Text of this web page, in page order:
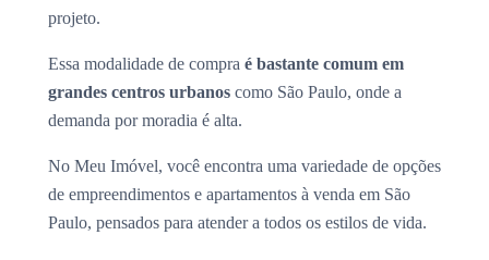
projeto.
Essa modalidade de compra é bastante comum em
grandes centros urbanos como São Paulo, onde a
demanda por moradia é alta.
No Meu Imóvel, você encontra uma variedade de opções
de empreendimentos e apartamentos à venda em São
Paulo, pensados para atender a todos os estilos de vida.